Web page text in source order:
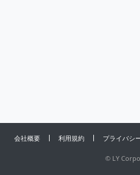
会社概要 利用規約 プライバシ
© LY